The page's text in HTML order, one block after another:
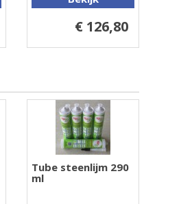
€ 126,80
Tube steenlijm 290
ml